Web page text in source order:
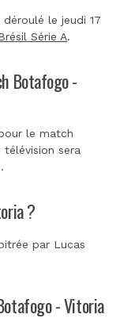
le jeudi 17
Série A.
Botafogo -
le match
sera
?
par Lucas
- Vitoria